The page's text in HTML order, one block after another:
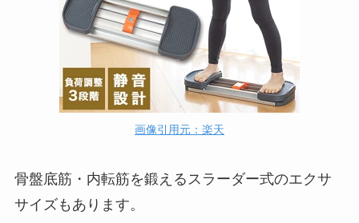
画像引用元：楽天
骨盤底筋・内転筋を鍛えるスラーダー式のエクサ
サイズもあります。